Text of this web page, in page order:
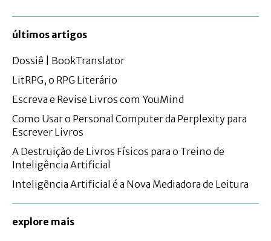
últimos artigos
Dossiê | BookTranslator
LitRPG, o RPG Literário
Escreva e Revise Livros com YouMind
Como Usar o Personal Computer da Perplexity para
Escrever Livros
A Destruição de Livros Físicos para o Treino de
Inteligência Artificial
Inteligência Artificial é a Nova Mediadora de Leitura
explore mais